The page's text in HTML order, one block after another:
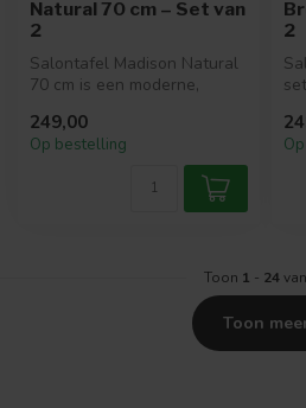
Natural 70 cm – Set van
2
Salontafel Madison Natural
70 cm is een moderne,
tw...
249,00
Op bestelling
2
Toon 1 - 24
Toon